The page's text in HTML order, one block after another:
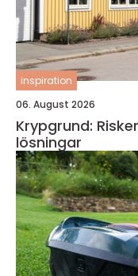
inspiration
06. August 2026
Krypgrund:
lösningar